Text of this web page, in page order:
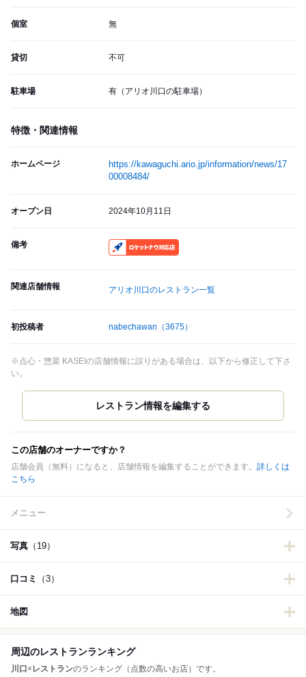
個室 無
貸切 不可
駐車場 有（アリオ川口の駐車場）
特徴・関連情報
ホームページ
https://kawaguchi.ario.jp/information/news/17
00008484/
オープン日 2024年10月11日
備考
関連店舗情報 アリオ川口のレストラン一覧
初投稿者 nabechawan （3675）
※点心・惣菜 KASEIの店舗情報に誤りがある場合は、以下から修正して下さ
い。
この店舗のオーナーですか？
店舗会員（無料）になると、店舗情報を編集することができます。 詳しくは
こちら
メニュー
写真 （19）
口コミ （3）
地図
周辺のレストランランキング
川口 × レストランのランキング（点数の高いお店）です。